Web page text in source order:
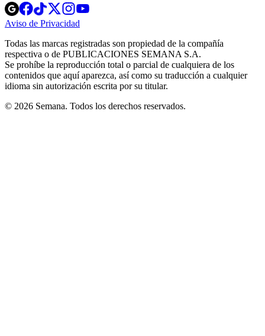
Opens
in
new
Opens
in
new
Opens
in
new
window
Opens
new
windowwindow
Aviso de Privacidad
new
window
Todas las marcas registradas son propiedad de la compañía
respectiva o de PUBLICACIONES SEMANA S.A.
Se prohíbe la reproducción total o parcial de cualquiera de los
contenidos que aquí aparezca, así como su traducción a cualquier
idioma sin autorización escrita por su titular.
© 2026 Semana. Todos los derechos reservados.